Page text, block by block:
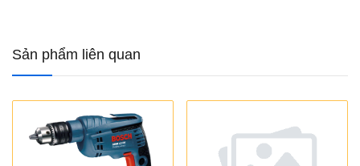
Sản phẩm liên quan